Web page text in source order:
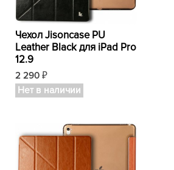
Чехол Jisoncase PU
Leather Black для iPad Pro
12.9
2 290 ₽
Нет в наличии